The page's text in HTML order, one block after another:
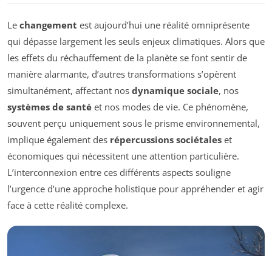
Le changement est aujourd’hui une réalité omniprésente
qui dépasse largement les seuls enjeux climatiques. Alors que
les effets du réchauffement de la planète se font sentir de
manière alarmante, d’autres transformations s’opèrent
simultanément, affectant nos dynamique sociale, nos
systèmes de santé et nos modes de vie. Ce phénomène,
souvent perçu uniquement sous le prisme environnemental,
implique également des répercussions sociétales et
économiques qui nécessitent une attention particulière.
L’interconnexion entre ces différents aspects souligne
l’urgence d’une approche holistique pour appréhender et agir
face à cette réalité complexe.